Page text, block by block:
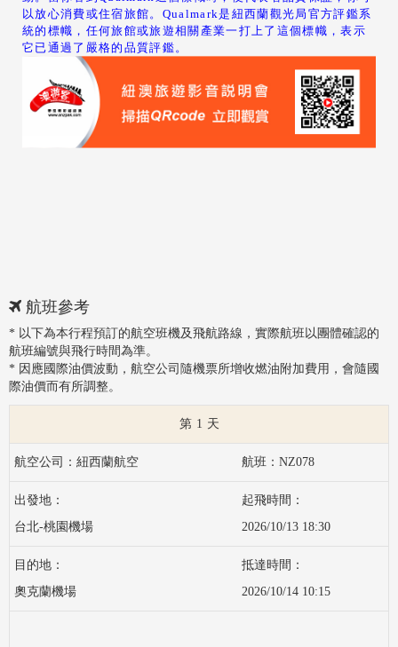
以放心消費或住宿旅館。Qualmark是紐西蘭觀光局官方評鑑系
統的標幟，任何旅館或旅遊相關產業一打上了這個標幟，表示
它已通過了嚴格的品質評鑑。
航班參考
* 以下為本行程預訂的航空班機及飛航路線，實際航班以團體確認的
航班編號與飛行時間為準。
* 因應國際油價波動，航空公司隨機票所增收燃油附加費用，會隨國
際油價而有所調整。
1
紐西蘭航空 NZ078
台北-桃園機場 2026/10/13 18:30
奧克蘭機場 2026/10/14 10:15